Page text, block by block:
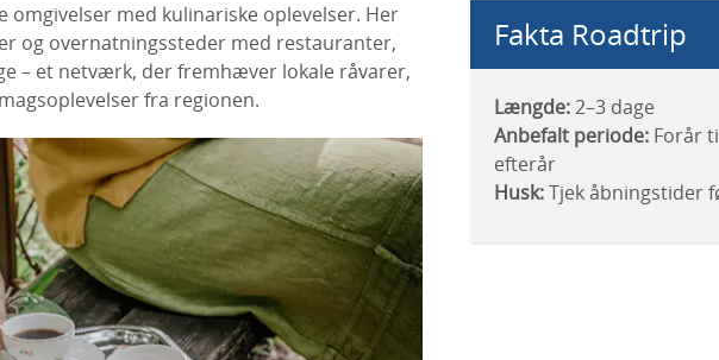
med kulinariske oplevelser. Her
og overnatningssteder med restauranter,
– et netværk, der fremhæver lokale råvarer,
fra regionen.
Fakta Roadtrip
Længde:2–3 dage
Anbefalt periode:Forår
efterår
Husk:Tjek åbningstider